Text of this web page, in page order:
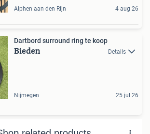
Alphen aan den Rijn 4 aug 26
Dartbord surround ring te koop
Bieden Details
Nijmegen 25 jul 26